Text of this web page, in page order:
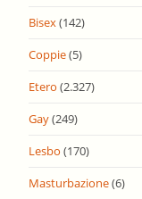
Bisex(142)
Coppie(5)
Etero (2.327)
Gay(249)
Lesbo (170)
Masturbazione(6)